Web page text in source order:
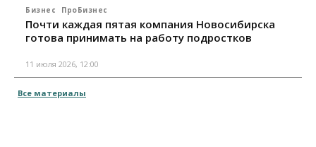
Бизнес ПроБизнес
Почти каждая пятая компания Новосибирска
готова принимать на работу подростков
11 июля 2026, 12:00
Все материалы